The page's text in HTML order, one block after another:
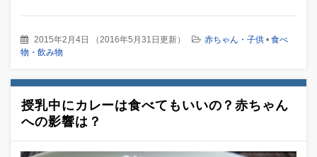
2015年2月4日 （ 2016年5月31日更新） 赤ちゃん・子供 • 食べ
物・飲み物
授乳中にカレーは食べてもいいの？赤ちゃん
への影響は？